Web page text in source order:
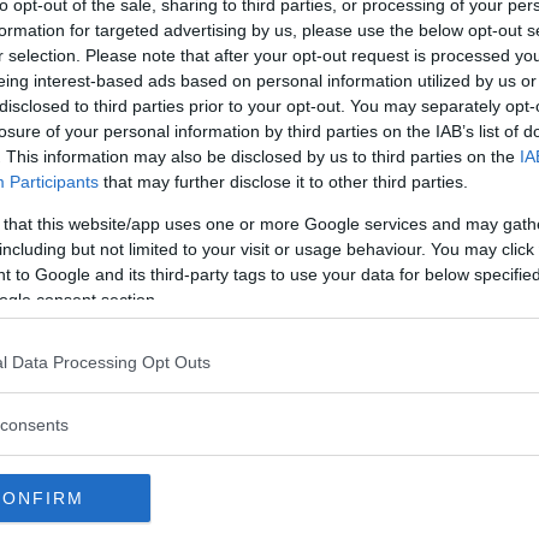
opt-out of the sale, sharing to third parties, or processing of your
for targeted advertising by us, please use the below opt-out
selection. Please note that after your opt-out request is processed
interest-based ads based on personal information utilized by us
to third parties prior to your opt-out. You may separately
of your personal information by third parties on the IAB’s list of
This information may also be disclosed by us to third parties on the
Participants that may further disclose it to other third parties.
that this website/app uses one or more Google services and may
but not limited to your visit or usage behaviour. You may
to Google and its third-party tags to use your data for below
consent section.
Data Processing Opt Outs
ochIgor Rand. Montage: NewsVoice:
för små plastfragment på upp till fem
de har producerats så små från början
av slitage eller nedbrytning.
globalt genomsnitt, har tagits fram genom
från 52 redan publicerade vetenskapliga
intag av plast. Studien har genomförts
på
Plastic Ingestion from Nature to
på cirka ett kvarts kilo plast per person